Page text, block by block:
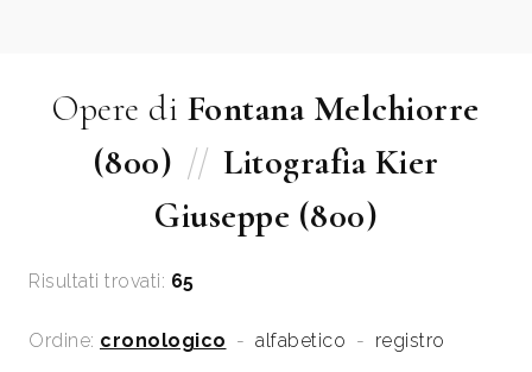
Opere di Fontana Melchiorre
(800) // Litografia Kier
Giuseppe (800)
Risultati trovati: 65
Ordine: cronologico - alfabetico - registro